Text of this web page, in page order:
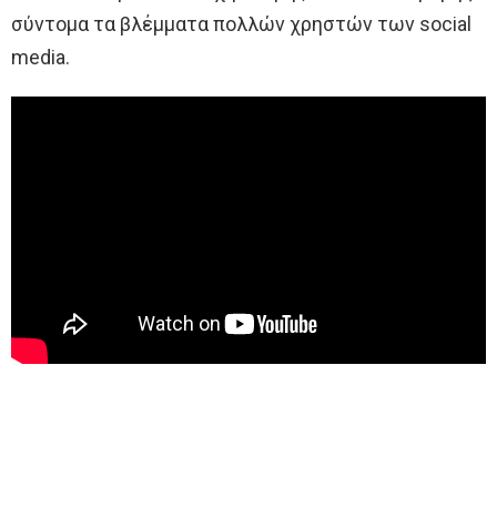
σύντομα τα βλέμματα πολλών χρηστών των social
media.